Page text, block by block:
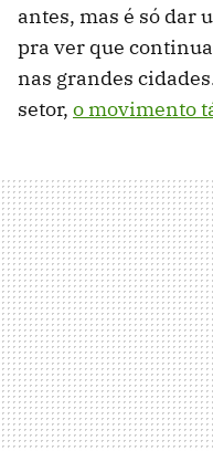
antes, mas é só dar
pra ver que
nas grandes
setor, o movimento